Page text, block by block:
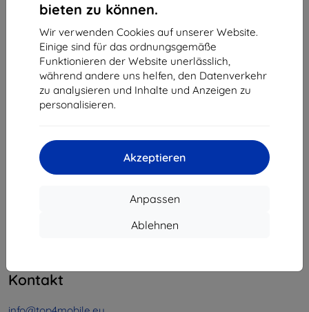
bieten zu können.
Wir verwenden Cookies auf unserer Website.
Einige sind für das ordnungsgemäße
Funktionieren der Website unerlässlich,
während andere uns helfen, den Datenverkehr
zu analysieren und Inhalte und Anzeigen zu
personalisieren.
Akzeptieren
Anpassen
Ablehnen
Shield-Sk s.r.o.
46701494
Kontakt